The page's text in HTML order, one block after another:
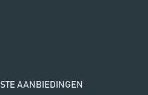
AANBIEDINGEN